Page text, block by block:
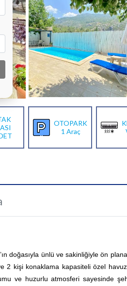
OTOPARK
1 Araç
doğasıyla ünlü ve sakinliğiyle ön
2 kişi konaklama kapasiteli özel
ve huzurlu atmosferi sayesinde